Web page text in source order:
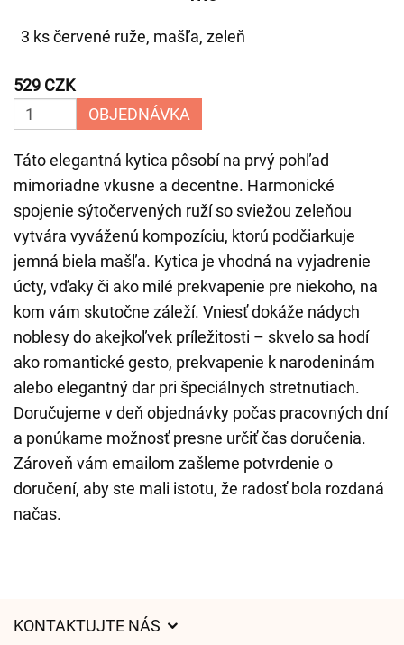
3 ks červené ruže, mašľa, zeleň
529 CZK
OBJEDNÁVKA
Táto elegantná kytica pôsobí na prvý pohľad
mimoriadne vkusne a decentne. Harmonické
spojenie sýtočervených ruží so sviežou zeleňou
vytvára vyváženú kompozíciu, ktorú podčiarkuje
jemná biela mašľa. Kytica je vhodná na vyjadrenie
úcty, vďaky či ako milé prekvapenie pre niekoho, na
kom vám skutočne záleží. Vniesť dokáže nádych
noblesy do akejkoľvek príležitosti – skvelo sa hodí
ako romantické gesto, prekvapenie k narodeninám
alebo elegantný dar pri špeciálnych stretnutiach.
Doručujeme v deň objednávky počas pracovných dní
a ponúkame možnosť presne určiť čas doručenia.
Zároveň vám emailom zašleme potvrdenie o
doručení, aby ste mali istotu, že radosť bola rozdaná
načas.
KONTAKTUJTE NÁS